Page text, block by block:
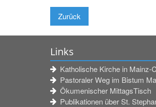
Zurück
Links
Katholische Kirche in Mainz-
Pastoraler Weg im Bistum
Ökumenischer MittagsTisch
Publikationen über St.